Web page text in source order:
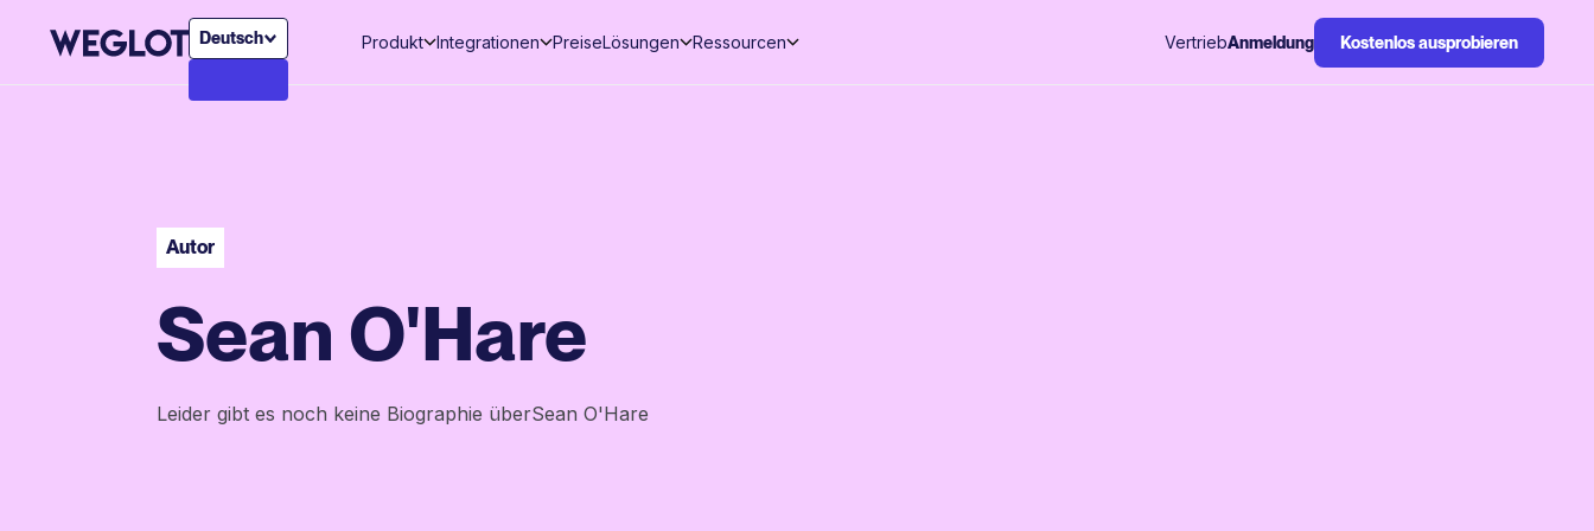
Deutsch Produkt Integrationen PreiseLösungen Ressourcen VertriebAnmeldung Kostenlos ausprobieren
Autor
Sean O'Hare
Leider gibt es noch keine Biographie überSean O'Hare